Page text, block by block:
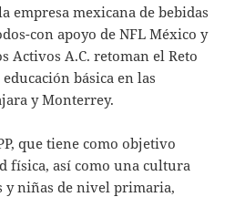
empresa mexicana de bebidas
con apoyo de NFL México y
Activos A.C. retoman el Reto
educación básica en las
y Monterrey.
que tiene como objetivo
física, así como una cultura
y niñas de nivel primaria,